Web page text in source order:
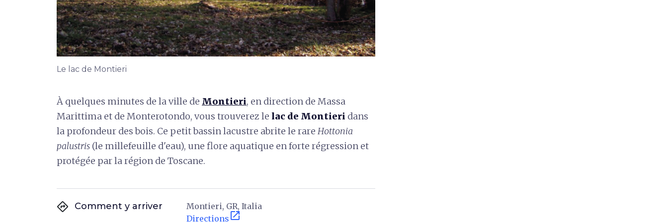
Le lac de Montieri
À quelques minutes de la ville de Montieri, en direction de Massa
Marittima et de Monterotondo, vous trouverez le lac de Montieri dans
la profondeur des bois. Ce petit bassin lacustre abrite le rare Hottonia
palustris (le millefeuille d'eau), une flore aquatique en forte régression et
protégée par la région de Toscane.
directions Comment y arriver
Montieri, GR, Italia
Directions open_in_new